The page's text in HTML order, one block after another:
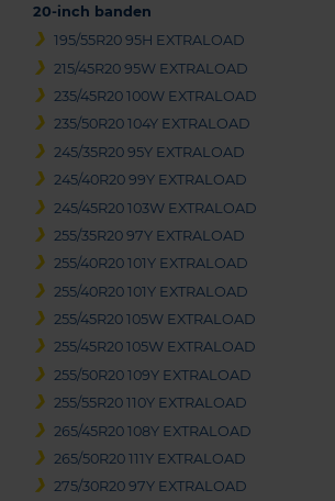
20-inch banden
195/55R20 95H EXTRALOAD
215/45R20 95W EXTRALOAD
235/45R20 100W EXTRALOAD
235/50R20 104Y EXTRALOAD
245/35R20 95Y EXTRALOAD
245/40R20 99Y EXTRALOAD
245/45R20 103W EXTRALOAD
255/35R20 97Y EXTRALOAD
255/40R20 101Y EXTRALOAD
255/40R20 101Y EXTRALOAD
255/45R20 105W EXTRALOAD
255/45R20 105W EXTRALOAD
255/50R20 109Y EXTRALOAD
255/55R20 110Y EXTRALOAD
265/45R20 108Y EXTRALOAD
265/50R20 111Y EXTRALOAD
275/30R20 97Y EXTRALOAD